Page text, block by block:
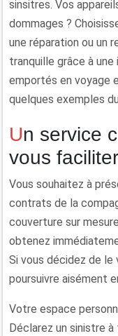
sinsitres. Vos
dommages ?
une réparation ou un
tranquille grâce à
emportés en voyage
quelques exemples
Un service client pensé pour
vous
Vous souhaitez à
contrats de la
couverture sur
obtenez
Si vous décidez de le
poursuivre aisément
Votre espace
Déclarez un sinistre